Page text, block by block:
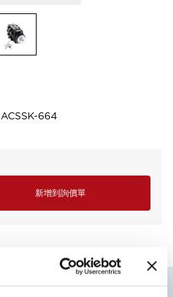
664
新增到詢價單